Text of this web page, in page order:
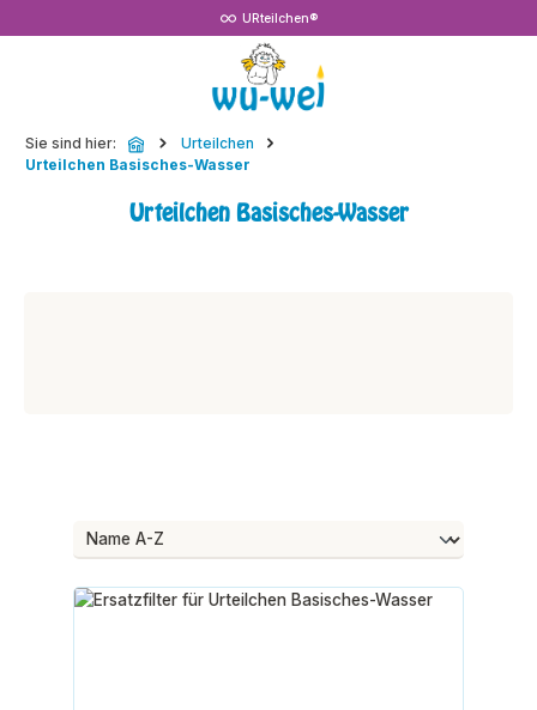
URteilchen®
Sie sind hier:
Urteilchen
Urteilchen Basisches-Wasser
Urteilchen Basisches-Wasser